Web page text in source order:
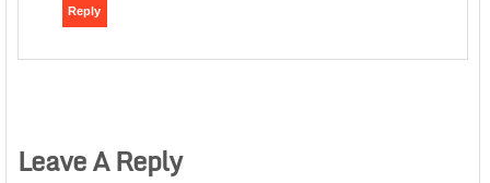
Reply
Leave A Reply